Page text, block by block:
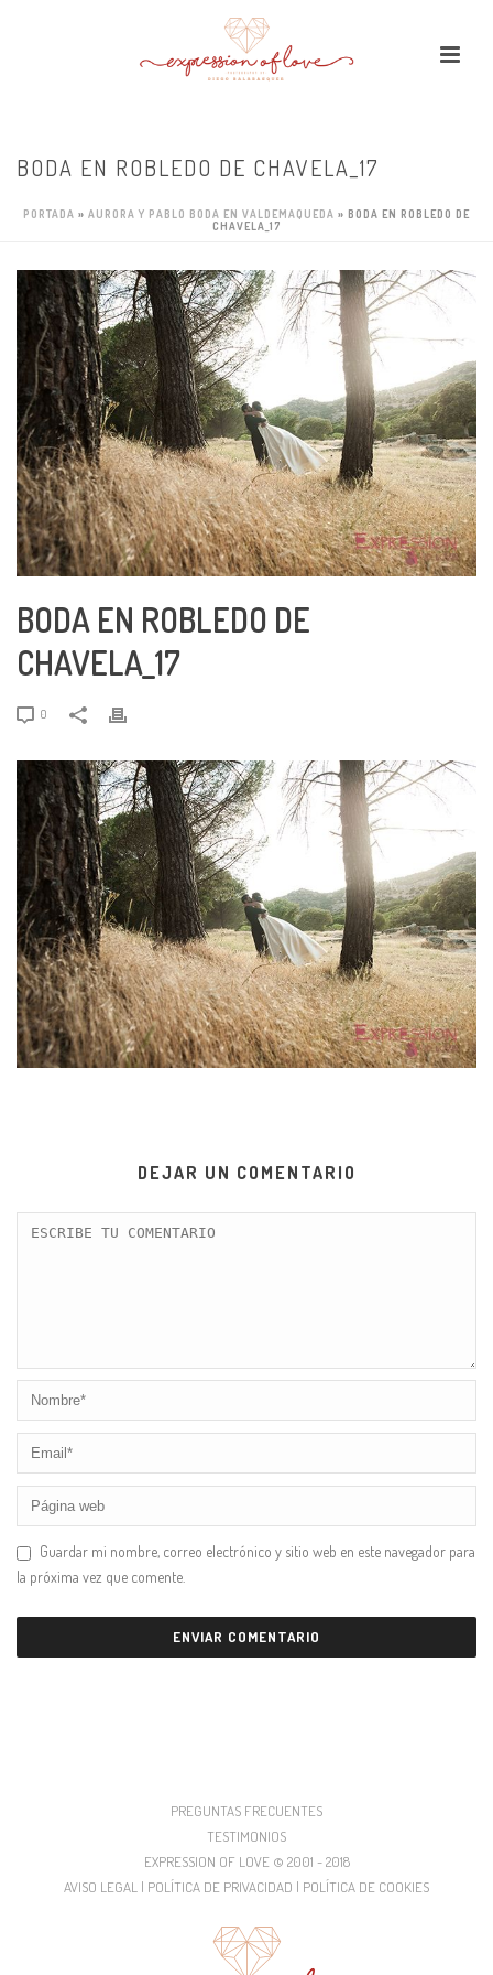
BODA EN ROBLEDO DE CHAVELA_17
PORTADA » AURORA Y PABLO BODA EN VALDEMAQUEDA » BODA EN ROBLEDO DE
CHAVELA_17
BODA EN ROBLEDO DE
CHAVELA_17
0
DEJAR UN COMENTARIO
Guardar mi nombre, correo electrónico y sitio web en este navegador para
la próxima vez que comente.
PREGUNTAS FRECUENTES
TESTIMONIOS
EXPRESSION OF LOVE © 2001 - 2018
AVISO LEGAL | POLÍTICA DE PRIVACIDAD | POLÍTICA DE COOKIES